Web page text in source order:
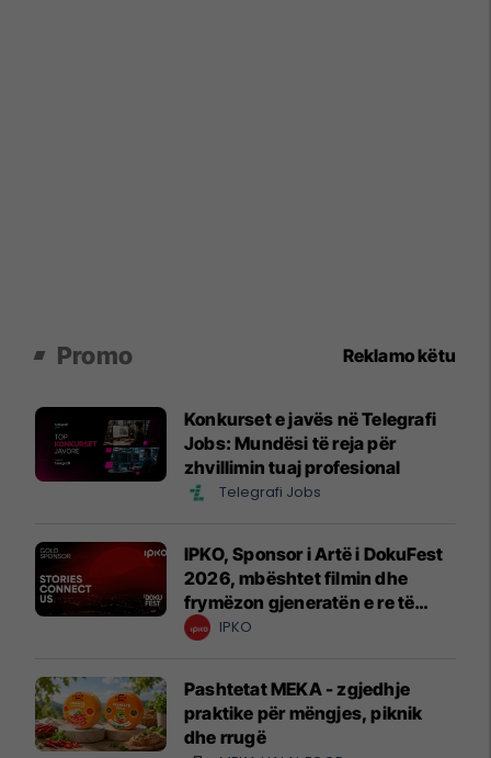
Promo Reklamo këtu
Konkurset e javës në Telegrafi
Jobs: Mundësi të reja për
zhvillimin tuaj profesional
Telegrafi Jobs
IPKO, Sponsor i Artë i DokuFest
2026, mbështet filmin dhe
frymëzon gjeneratën e re të
krijuesve
IPKO
Pashtetat MEKA - zgjedhje
praktike për mëngjes, piknik
dhe rrugë